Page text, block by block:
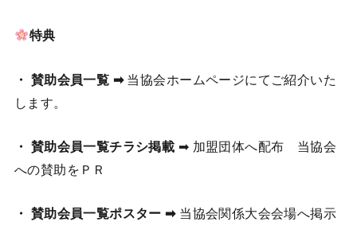
特典
・ 賛助会員一覧 ➡ 当協会ホームページにてご紹介いた
します。
・ 賛助会員一覧チラシ掲載 ➡ 加盟団体へ配布 当協会
への賛助をＰＲ
・ 賛助会員一覧ポスター ➡ 当協会関係大会会場へ掲示